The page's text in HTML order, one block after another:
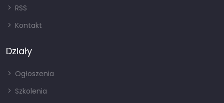
RSS
Kontakt
Działy
Ogłoszenia
Szkolenia